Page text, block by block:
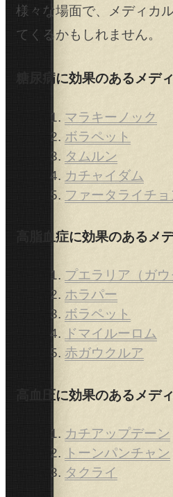
様々な場面で、メディカ
てくるかもしれません。
糖尿病に効果のあるメデ
マラキーノック
ボラペット
タムルン
カチャイダム
ファータライチョ
高脂血症に効果のあるメ
プエラリア（ガウ
ホラパー
ボラペット
ドマイルーロム
赤ガウクルア
高血圧に効果のあるメデ
カチアップデーン
トーンパンチャン
タクライ